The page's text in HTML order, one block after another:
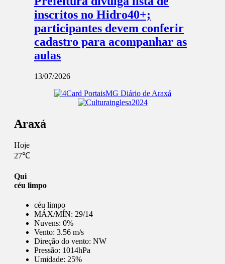
inscritos no Hidro40+;
participantes devem conferir
cadastro para acompanhar as
aulas
13/07/2026
Araxá
Hoje
27℃
Qui
céu limpo
céu limpo
MÁX/MÍN: 29/14
Nuvens: 0%
Vento: 3.56 m/s
Direção do vento: NW
Pressão: 1014hPa
Umidade: 25%